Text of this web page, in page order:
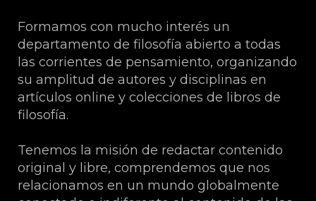
Formamos con mucho interés un
departamento de filosofía abierto a todas
las corrientes de pensamiento, organizando
su amplitud de autores y disciplinas en
artículos online y colecciones de libros de
filosofía.
Tenemos la misión de redactar contenido
original y libre, comprendemos que nos
relacionamos en un mundo globalmente